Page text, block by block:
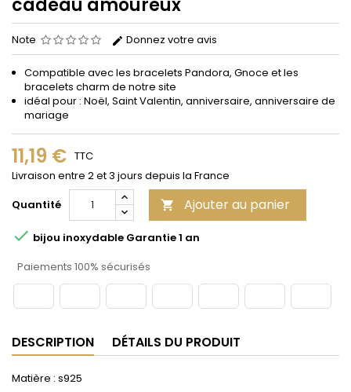
cadeau amoureux
Note Donnez votre avis
Compatible avec les bracelets Pandora, Gnoce et les
bracelets charm de notre site
idéal pour : Noël, Saint Valentin, anniversaire, anniversaire de
mariage
11,19 € TTC
Livraison entre 2 et 3 jours depuis la France
Quantité
 Ajouter au panier
 bijou inoxydable Garantie 1 an
Paiements 100% sécurisés
DESCRIPTION DÉTAILS DU PRODUIT
Matière : s925